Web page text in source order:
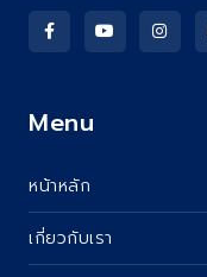
Menu
หน้าหลัก
เกี่ยวกับเรา